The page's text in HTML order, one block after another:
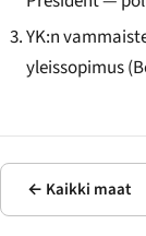
YK:n
yleissopimus
← Kaikki maat